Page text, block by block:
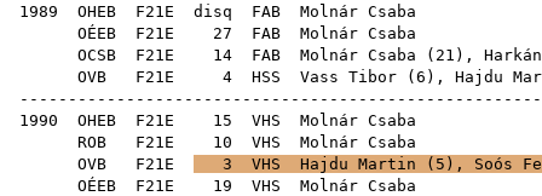
1989 OHEB F21E disq FAB
OÉEB F21E 27 FAB
OCSB F21E 14 FAB Molnár Csaba ( 21 ),
OVB F21E 4 HSS Vass Tibor ( 6 ), Hajdu
1990 OHEB F21E 15 VHS
ROB F21E 10 VHS
OVB F21E 3 VHS Hajdu Martin ( 5 ), Soós
OÉEB F21E 19 VHS